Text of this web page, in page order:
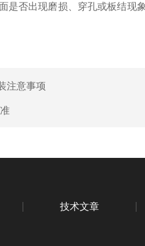
是否出现磨损、穿孔或板结现
注意事项
技术文章